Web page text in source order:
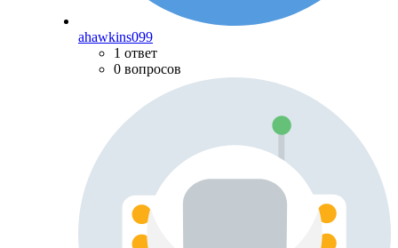
ahawkins099
1 ответ
0 вопросов